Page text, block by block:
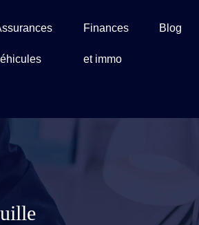
Finances
et immo
Blog